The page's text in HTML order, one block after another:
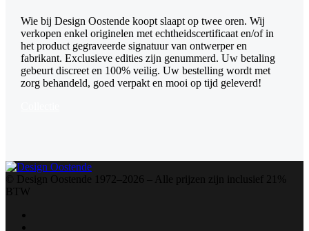
Wie bij Design Oostende koopt slaapt op twee oren. Wij
verkopen enkel originelen met echtheidscertificaat en/of in
het product gegraveerde signatuur van ontwerper en
fabrikant. Exclusieve edities zijn genummerd. Uw betaling
gebeurt discreet en 100% veilig. Uw bestelling wordt met
zorg behandeld, goed verpakt en mooi op tijd geleverd!
© Design Oostende 1972–2026 – Alle prijzen zijn inclusief 21%
BTW